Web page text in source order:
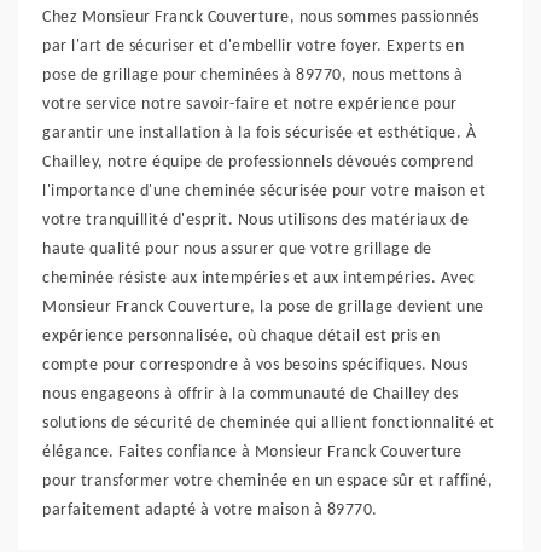
Chez Monsieur Franck Couverture, nous sommes passionnés
par l'art de sécuriser et d'embellir votre foyer. Experts en
pose de grillage pour cheminées à 89770, nous mettons à
votre service notre savoir-faire et notre expérience pour
garantir une installation à la fois sécurisée et esthétique. À
Chailley, notre équipe de professionnels dévoués comprend
l'importance d'une cheminée sécurisée pour votre maison et
votre tranquillité d'esprit. Nous utilisons des matériaux de
haute qualité pour nous assurer que votre grillage de
cheminée résiste aux intempéries et aux intempéries. Avec
Monsieur Franck Couverture, la pose de grillage devient une
expérience personnalisée, où chaque détail est pris en
compte pour correspondre à vos besoins spécifiques. Nous
nous engageons à offrir à la communauté de Chailley des
solutions de sécurité de cheminée qui allient fonctionnalité et
élégance. Faites confiance à Monsieur Franck Couverture
pour transformer votre cheminée en un espace sûr et raffiné,
parfaitement adapté à votre maison à 89770.